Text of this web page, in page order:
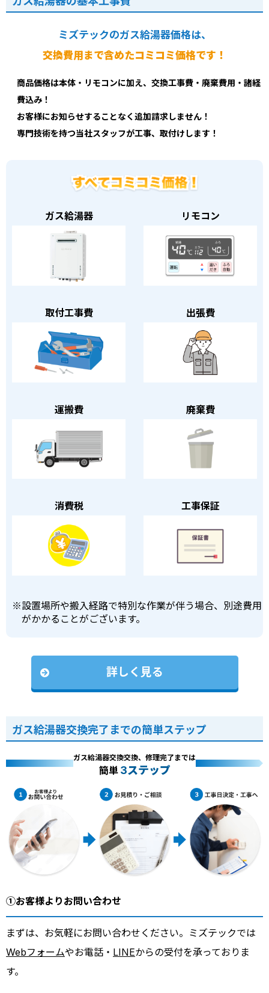
ミズテックのガス給湯器価格は、
交換費用まで含めたコミコミ価格です！
商品価格は本体・リモコンに加え、交換工事費・廃棄費用・諸経
費込み！
お客様にお知らせすることなく追加請求しません！
専門技術を持つ当社スタッフが工事、取付けします！
ガス給湯器 リモコン
取付工事費 出張費
運搬費 廃棄費
消費税 工事保証
※設置場所や搬入経路で特別な作業が伴う場合、別途費用
がかかることがございます。
詳しく見る
ガス給湯器交換完了までの簡単ステップ
ガス給湯器交換交換、修理完了までは
簡単 3ステップ
①お客様よりお問い合わせ
まずは、お気軽にお問い合わせください。ミズテックでは
Webフォームやお電話・ LINEからの受付を承っておりま
す。